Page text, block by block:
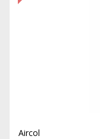
Aircol